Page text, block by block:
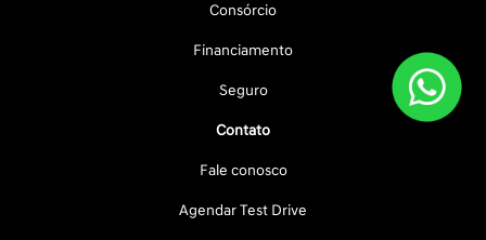
Consórcio
Financiamento
Seguro
Contato
Fale conosco
Agendar Test Drive